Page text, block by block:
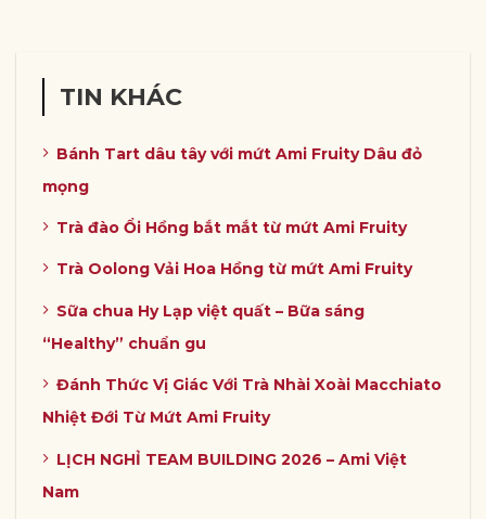
TIN KHÁC
Bánh Tart dâu tây với mứt Ami Fruity Dâu đỏ
mọng
Trà đào Ổi Hồng bắt mắt từ mứt Ami Fruity
Trà Oolong Vải Hoa Hồng từ mứt Ami Fruity
Sữa chua Hy Lạp việt quất – Bữa sáng
“Healthy” chuẩn gu
Đánh Thức Vị Giác Với Trà Nhài Xoài Macchiato
Nhiệt Đới Từ Mứt Ami Fruity
LỊCH NGHỈ TEAM BUILDING 2026 – Ami Việt
Nam